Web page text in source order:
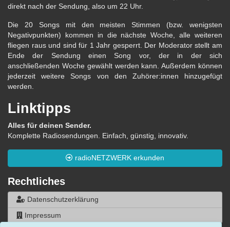
direkt nach der Sendung, also um 22 Uhr.
Die 20 Songs mit den meisten Stimmen (bzw. wenigsten
Negativpunkten) kommen in die nächste Woche, alle weiteren
fliegen raus und sind für 1 Jahr gesperrt. Der Moderator stellt am
Ende der Sendung einen Song vor, der in der sich
anschließenden Woche gewählt werden kann. Außerdem können
jederzeit weitere Songs von den Zuhörer:innen hinzugefügt
werden.
Linktipps
Alles für deinen Sender.
Komplette Radiosendungen. Einfach, günstig, innovativ.
radioNETZWERK erkunden
Rechtliches
Datenschutzerklärung
Impressum